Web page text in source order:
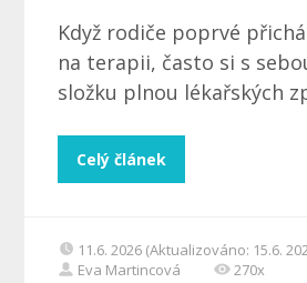
Když rodiče poprvé
na terapii, často si s
složku plnou lékařských
Celý článek
11.6. 2026 (Aktualizováno: 15.6.
Eva Martincová
270x